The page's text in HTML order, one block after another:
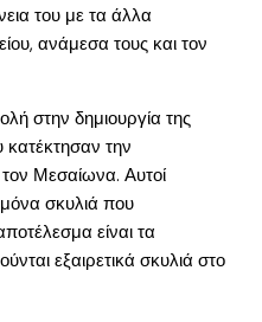
του με τα άλλα
ανάμεσα τους και τον
στην δημιουργία της
την
Μεσαίωνα. Αυτοί
σκυλιά που
είναι τα
εξαιρετικά σκυλιά στο